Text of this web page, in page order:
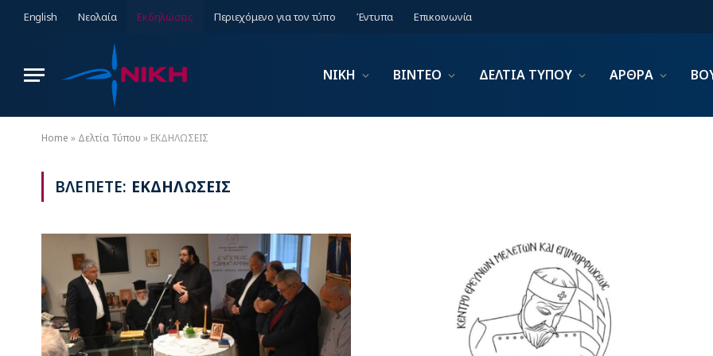
English Νεολαία Εκδηλώσεις Περιεχόμενο για τον τύπο Έντυπα Επικοινωνία
ΝΙΚΗ ΒΙΝΤΕΟ ΔΕΛΤΙΑ ΤΥΠΟΥ ΑΡΘΡΑ
Home » Δελτία Τύπου » ΕΚΔΗΛΩΣΕΙΣ
ΒΛΕΠΕΤΕ: ΕΚΔΗΛΩΣΕΙΣ